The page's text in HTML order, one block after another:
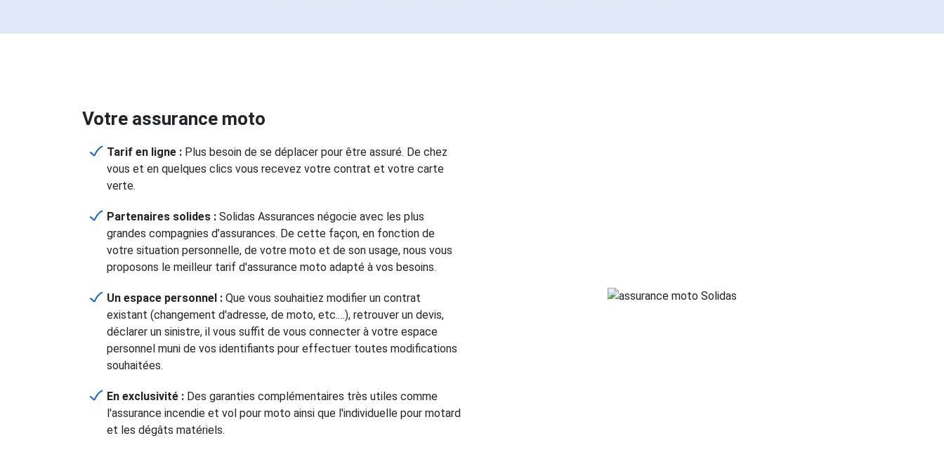
Votre assurance moto
Tarif en ligne : Plus besoin de se déplacer pour être assuré. De chez
vous et en quelques clics vous recevez votre contrat et votre carte
verte.
Partenaires solides : Solidas Assurances négocie avec les plus
grandes compagnies d’assurances. De cette façon, en fonction de
votre situation personnelle, de votre moto et de son usage, nous vous
proposons le meilleur tarif d'assurance moto adapté à vos besoins.
Un espace personnel : Que vous souhaitiez modifier un contrat
existant (changement d'adresse, de moto, etc.…), retrouver un devis,
déclarer un sinistre, il vous suffit de vous connecter à votre espace
personnel muni de vos identifiants pour effectuer toutes modifications
souhaitées.
En exclusivité : Des garanties complémentaires très utiles comme
l'assurance incendie et vol pour moto ainsi que l'individuelle pour motard
et les dégâts matériels.